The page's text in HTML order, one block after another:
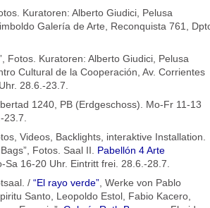
Kuratoren: Alberto Giudici, Pelusa
Galería de Arte, Reconquista 761,
Fotos. Kuratoren: Alberto Giudici, Pelusa
Cultural de la Cooperación, Av. Corrientes
28.6.-23.7.
1240, PB (Erdgeschoss). Mo-Fr 11-13
Videos, Backlights, interaktive Installation.
Fotos. Saal II. Pabellón 4 Arte
Sa 16-20 Uhr. Eintritt frei. 28.6.-28.7.
/ “El rayo verde”, Werke von Pablo
Santo, Leopoldo Estol, Fabio Kacero,